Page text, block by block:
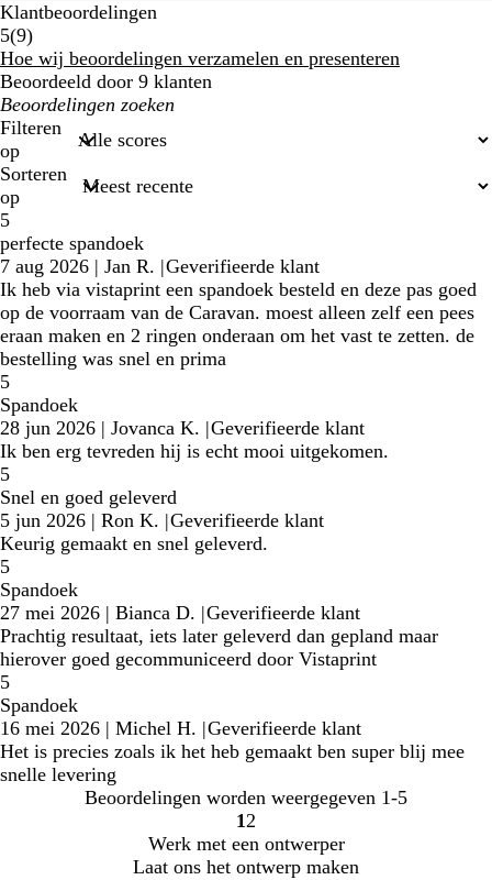
Klantbeoordelingen
5(99
klantbeoordelingen
)
Hoe wij beoordelingen verzamelen en presenteren
Beoordeeld door 9 klanten
Mijn
zoekopdrachten
Filteren
op
Sorteren
op
5
perfecte spandoek
7 aug 2026 | Jan R. |Geverifieerde klant
Ik heb via vistaprint een spandoek besteld en deze pas goed
op de voorraam van de Caravan. moest alleen zelf een pees
eraan maken en 2 ringen onderaan om het vast te zetten. de
bestelling was snel en prima
5
Spandoek
28 jun 2026 | Jovanca K. |Geverifieerde klant
Ik ben erg tevreden hij is echt mooi uitgekomen.
5
Snel en goed geleverd
5 jun 2026 | Ron K. |Geverifieerde klant
Keurig gemaakt en snel geleverd.
5
Spandoek
27 mei 2026 | Bianca D. |Geverifieerde klant
Prachtig resultaat, iets later geleverd dan gepland maar
hierover goed gecommuniceerd door Vistaprint
5
Spandoek
16 mei 2026 | Michel H. |Geverifieerde klant
Het is precies zoals ik het heb gemaakt ben super blij mee
snelle levering
Beoordelingen worden weergegeven 1-5
Naar
pagina
1 Naar
pagina
2
Werk met een ontwerper
Laat ons het ontwerp maken